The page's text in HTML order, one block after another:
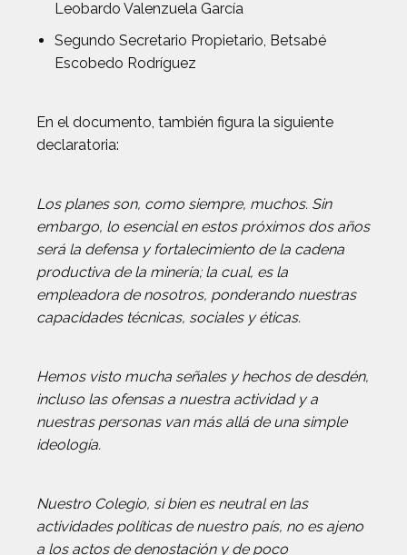
Leobardo Valenzuela García
Segundo Secretario Propietario, Betsabé
Escobedo Rodríguez
En el documento, también figura la siguiente
declaratoria:
Los planes son, como siempre, muchos. Sin
embargo, lo esencial en estos próximos dos años
será la defensa y fortalecimiento de la cadena
productiva de la minería; la cual, es la
empleadora de nosotros, ponderando nuestras
capacidades técnicas, sociales y éticas.
Hemos visto mucha señales y hechos de desdén,
incluso las ofensas a nuestra actividad y a
nuestras personas van más allá de una simple
ideología.
Nuestro Colegio, si bien es neutral en las
actividades políticas de nuestro país, no es ajeno
a los actos de denostación y de poco